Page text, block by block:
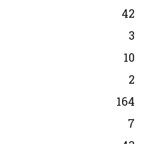
42
3
10
2
164
7